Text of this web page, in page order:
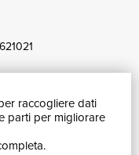
raccogliere dati
parti per migliorare